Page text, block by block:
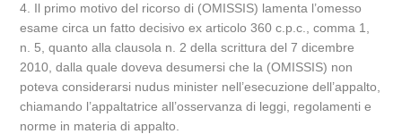
4. Il primo motivo del ricorso di (OMISSIS) lamenta l’omesso
esame circa un fatto decisivo ex articolo 360 c.p.c., comma 1,
n. 5, quanto alla clausola n. 2 della scrittura del 7 dicembre
2010, dalla quale doveva desumersi che la (OMISSIS) non
poteva considerarsi nudus minister nell’esecuzione dell’appalto,
chiamando l’appaltatrice all’osservanza di leggi, regolamenti e
norme in materia di appalto.